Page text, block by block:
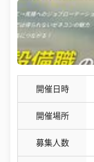
開催日時
開催場所
募集人数